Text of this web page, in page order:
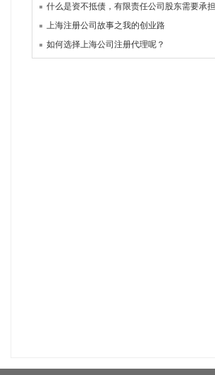
什么是资不抵债，有限责任公司股东需要承
上海注册公司故事之我的创业路
如何选择上海公司注册代理呢？